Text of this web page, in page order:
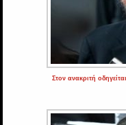
Στον ανακριτή